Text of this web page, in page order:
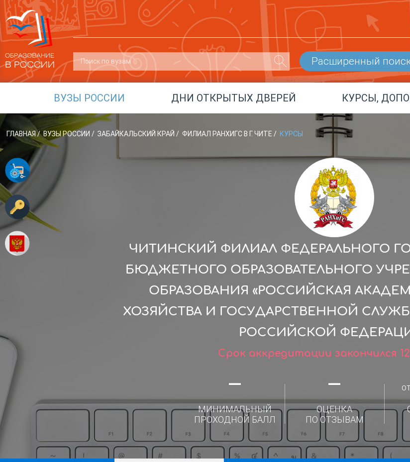
Расширенный
ВУЗЫ РОССИИ ДНИ ОТКРЫТЫХ ДВЕРЕЙ КУРСЫ,
ГЛАВНАЯ / ВУЗЫ РОССИИ / ЗАБАЙКАЛЬСКИЙ КРАЙ / ФИЛИАЛ РАНХИГС В Г. ЧИТЕ / КУРСЫ
ЧИТИНСКИЙ ФИЛИАЛ ФЕДЕРАЛЬНОГО
БЮДЖЕТНОГО ОБРАЗОВАТЕЛЬНОГО
ОБРАЗОВАНИЯ «РОССИЙСКАЯ
ХОЗЯЙСТВА И ГОСУДАРСТВЕННОЙ
РОССИЙСКОЙ
Срок аккредитации закончился
—
МИНИМАЛЬНЫЙ
ПРОХОДНОЙ БАЛЛ
—
ОЦЕНКА
ПО ОТЗЫВАМ